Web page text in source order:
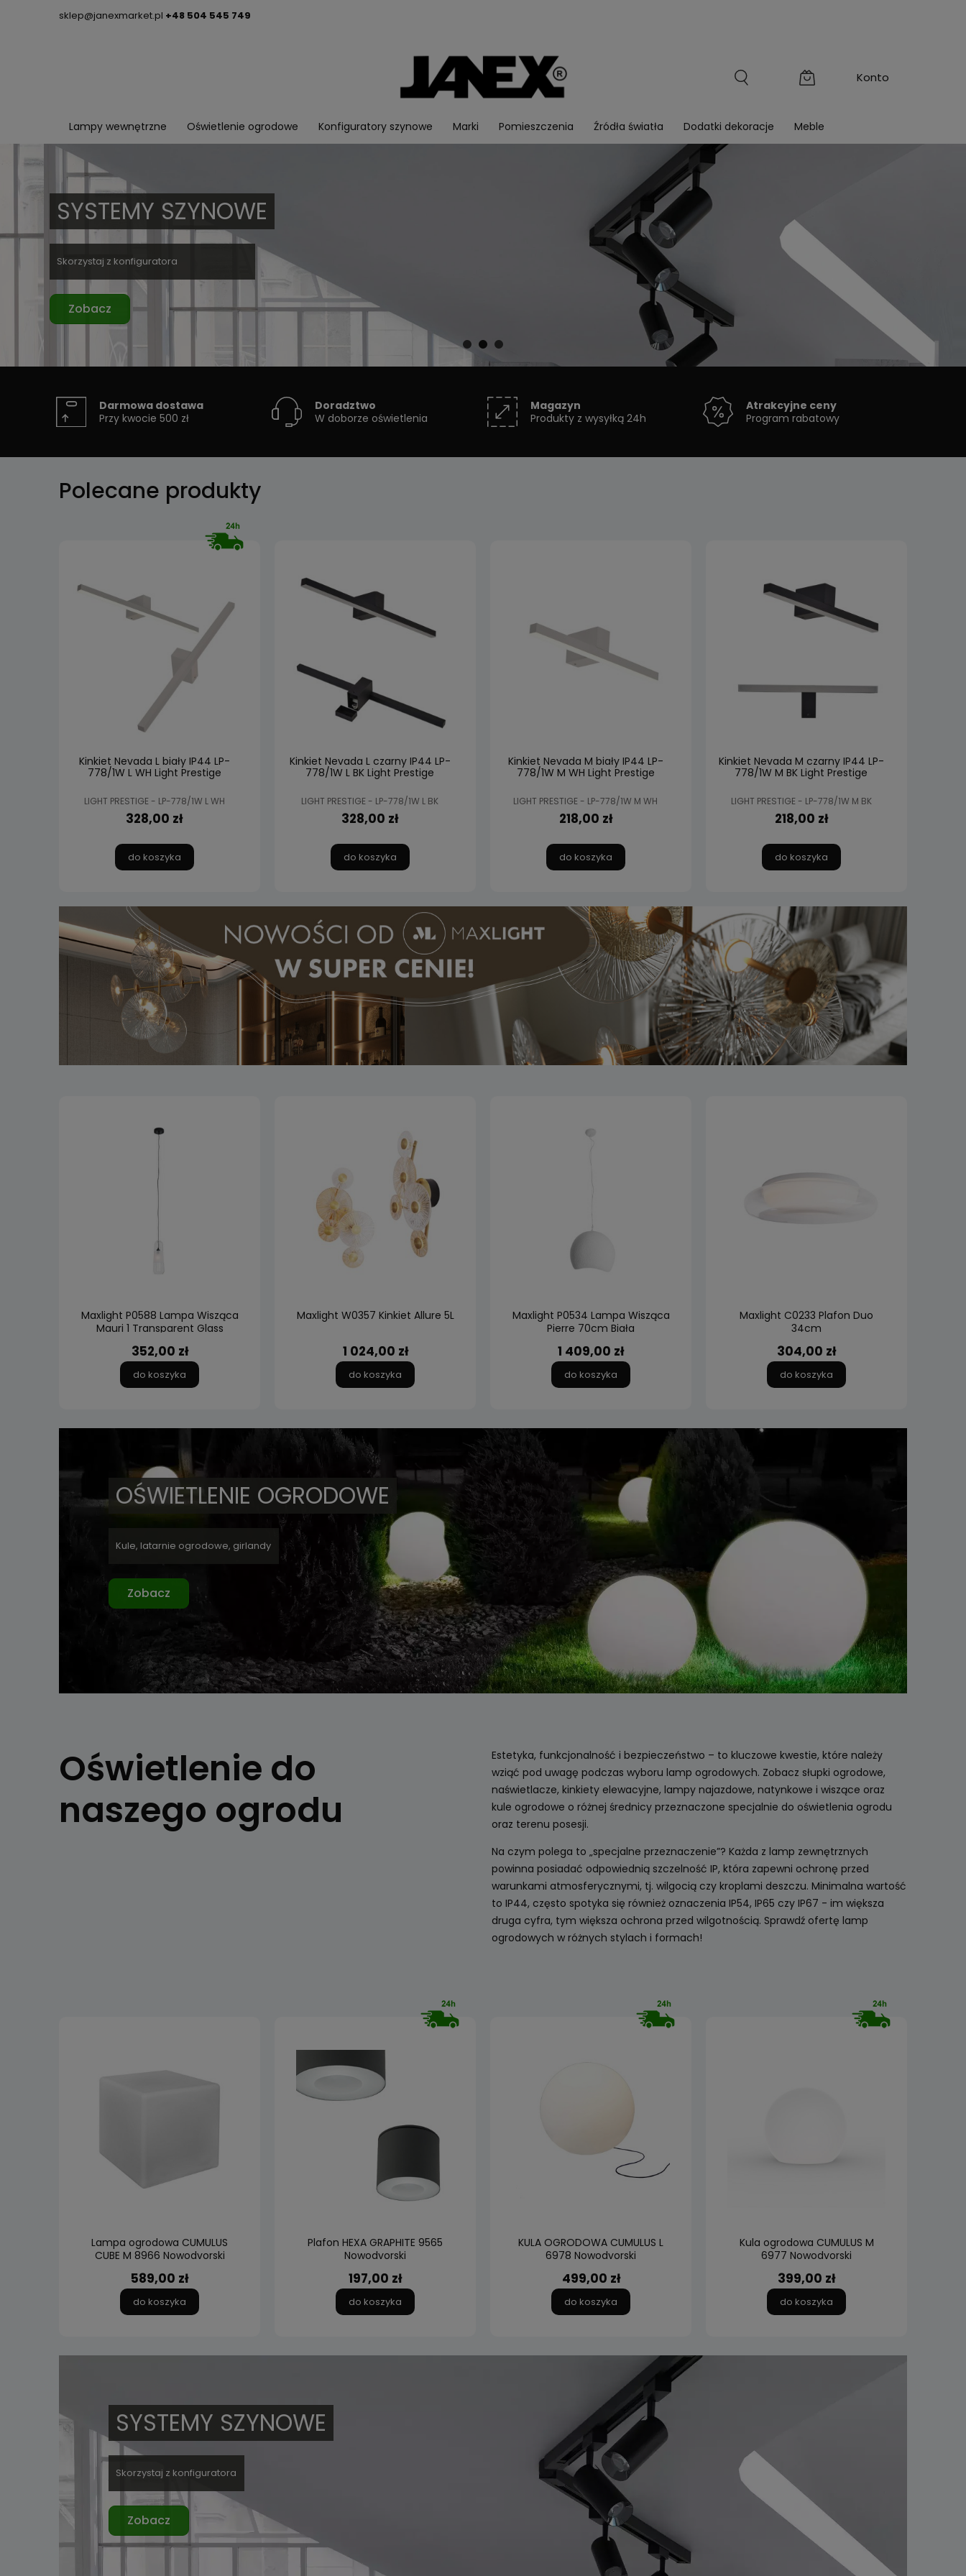
sklep@janexmarket.pl +48 504 545 749
Lampy wewnętrzne Oświetlenie ogrodowe Konfiguratory szynowe Marki Pomieszczenia Źródła światła Dodatki dekoracje Meble
SYSTEMY SZYNOWE
Skorzystaj z konfiguratora
Zobacz
Darmowa dostawa
Przy kwocie 500 zł
Doradztwo
W doborze oświetlenia
Magazyn
Produkty z wysyłką 24h
Atrakcyjne ceny
Program rabatowy
Polecane produkty
Kinkiet Nevada L biały IP44 LP-
778/1W L WH Light Prestige
LIGHT PRESTIGE - LP-778/1W L WH
328,00 zł
do koszyka
Kinkiet Nevada L czarny IP44 LP-
778/1W L BK Light Prestige
LIGHT PRESTIGE - LP-778/1W L BK
328,00 zł
do koszyka
Kinkiet Nevada M biały IP44 LP-
778/1W M WH Light Prestige
LIGHT PRESTIGE - LP-778/1W M WH
218,00 zł
do koszyka
Kinkiet Nevada M czarny IP44 LP-
778/1W M BK Light Prestige
LIGHT PRESTIGE - LP-778/1W M BK
218,00 zł
do koszyka
Maxlight P0588 Lampa Wisząca
Mauri 1 Transparent Glass
352,00 zł
do koszyka
Maxlight W0357 Kinkiet Allure 5L
1 024,00 zł
do koszyka
Maxlight P0534 Lampa Wisząca
Pierre 70cm Biała
1 409,00 zł
do koszyka
Maxlight C0233 Plafon Duo
34cm
304,00 zł
do koszyka
OŚWIETLENIE OGRODOWE
Kule, latarnie ogrodowe, girlandy
Zobacz
Oświetlenie do
naszego ogrodu
Estetyka, funkcjonalność i bezpieczeństwo – to kluczowe kwestie, które należy
wziąć pod uwagę podczas wyboru lamp ogrodowych. Zobacz słupki ogrodowe,
naświetlacze, kinkiety elewacyjne, lampy najazdowe, natynkowe i wiszące oraz
kule ogrodowe o różnej średnicy przeznaczone specjalnie do oświetlenia ogrodu
oraz terenu posesji.
Na czym polega to „specjalne przeznaczenie”? Każda z lamp zewnętrznych
powinna posiadać odpowiednią szczelność IP, która zapewni ochronę przed
warunkami atmosferycznymi, tj. wilgocią czy kroplami deszczu. Minimalna wartość
to IP44, często spotyka się również oznaczenia IP54, IP65 czy IP67 - im większa
druga cyfra, tym większa ochrona przed wilgotnością. Sprawdź ofertę lamp
ogrodowych w różnych stylach i formach!
Lampa ogrodowa CUMULUS
CUBE M 8966 Nowodvorski
589,00 zł
do koszyka
Plafon HEXA GRAPHITE 9565
Nowodvorski
197,00 zł
do koszyka
KULA OGRODOWA CUMULUS L
6978 Nowodvorski
499,00 zł
do koszyka
Kula ogrodowa CUMULUS M
6977 Nowodvorski
399,00 zł
do koszyka
SYSTEMY SZYNOWE
Skorzystaj z konfiguratora
Zobacz